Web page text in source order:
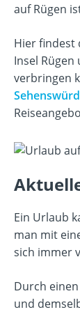
auf Rügen
Hier findest
Insel
verbringen
Ein Urlaub
man mit
sich immer
Durch
und